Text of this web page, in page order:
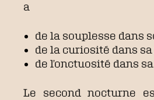
a
de la souplesse dans
de la curiosité dans
de l’onctuosité dans
Le second nocturne